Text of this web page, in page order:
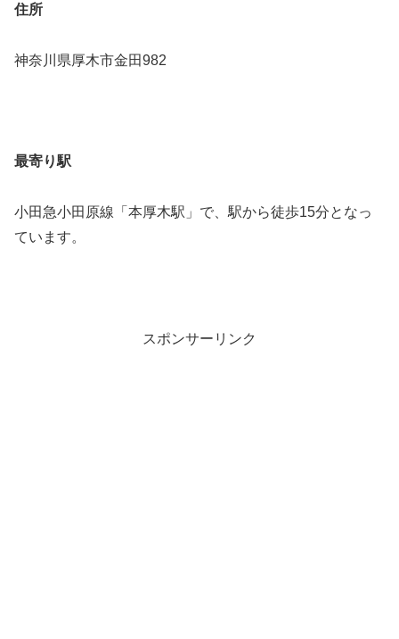
住所
神奈川県厚木市金田982
最寄り駅
小田急小田原線「本厚木駅」で、駅から徒歩15分となっ
ています。
スポンサーリンク